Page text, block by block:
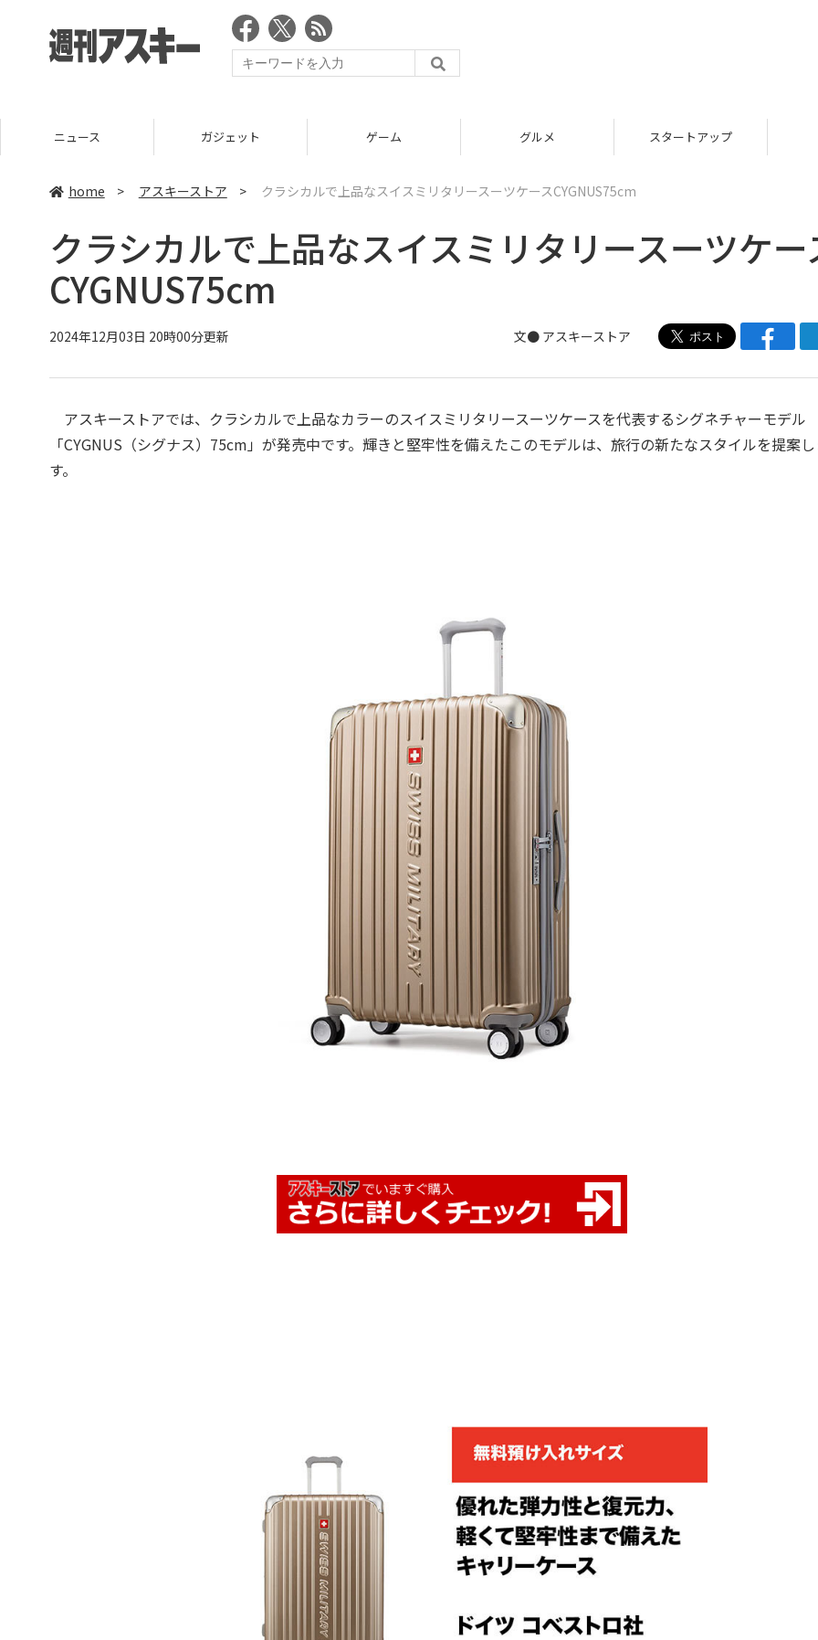
ニュース ガジェット ゲーム グルメ スタートアップ
home > アスキーストア > クラシカルで上品なスイスミリタリースーツケースCYGNUS75cm
クラシカルで上品なスイスミリタリースーツケー
CYGNUS75cm
2024年12月03日 20時00分更新 文● アスキーストア
アスキーストアでは、クラシカルで上品なカラーのスイスミリタリースーツケースを代表するシグネチャーモデル
「CYGNUS（シグナス）75cm」が発売中です。輝きと堅牢性を備えたこのモデルは、旅行の新たなスタイルを提案
す。